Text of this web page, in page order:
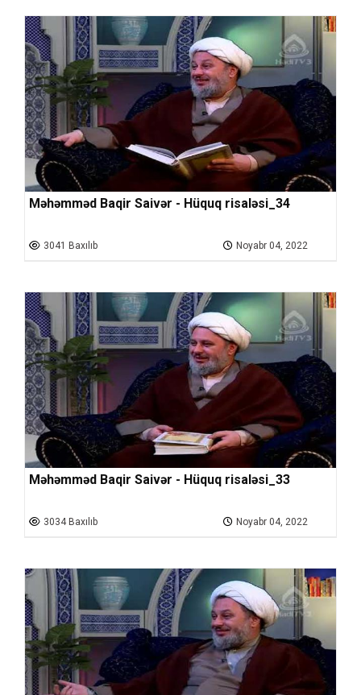
Məhəmməd Baqir Saivər - Hüquq risaləsi_34
3041 Baxılıb Noyabr 04, 2022
Məhəmməd Baqir Saivər - Hüquq risaləsi_33
3034 Baxılıb Noyabr 04, 2022